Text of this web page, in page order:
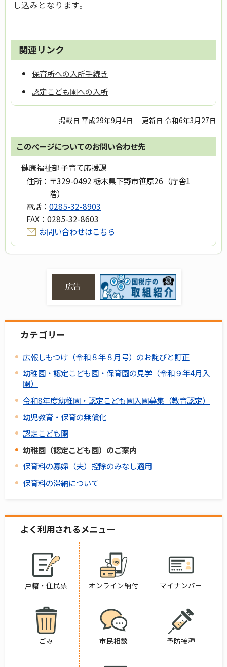
し込みとなります。
関連リンク
保育所への入所手続き
認定こども園への入所
掲載日 平成29年9月4日 更新日 令和6年3月27日
このページについてのお問い合わせ先
健康福祉部 子育て応援課
住所： 〒329-0492 栃木県下野市笹原26（庁舎1
階）
電話： 0285-32-8903
FAX： 0285-32-8603
お問い合わせはこちら
広告
カテゴリー
広報しもつけ（令和８年８月号）のお詫びと訂正
幼稚園・認定こども園・保育園の見学（令和９年4月入
園）
令和8年度幼稚園・認定こども園入園募集（教育認定）
幼児教育・保育の無償化
認定こども園
幼稚園（認定こども園）のご案内
保育料の寡婦（夫）控除のみなし適用
保育料の滞納について
よく利用されるメニュー
戸籍・住民票 オンライン納付 マイナンバー
ごみ 市民相談 予防接種